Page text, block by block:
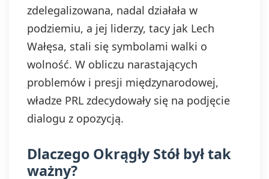
zdelegalizowana, nadal działała w
podziemiu, a jej liderzy, tacy jak Lech
Wałęsa, stali się symbolami walki o
wolność. W obliczu narastających
problemów i presji międzynarodowej,
władze PRL zdecydowały się na podjęcie
dialogu z opozycją.
Dlaczego Okrągły Stół był tak
ważny?